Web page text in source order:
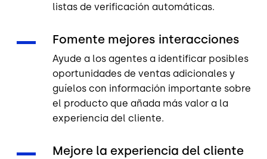
listas de verificación automáticas.
Fomente mejores interacciones
Ayude a los agentes a identificar posibles
oportunidades de ventas adicionales y
guíelos con información importante sobre
el producto que añada más valor a la
experiencia del cliente.
Mejore la experiencia del cliente